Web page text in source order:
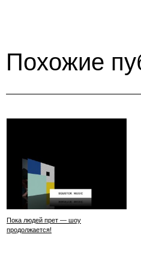
Похожие
Пока людей прет — шоу
продолжается!